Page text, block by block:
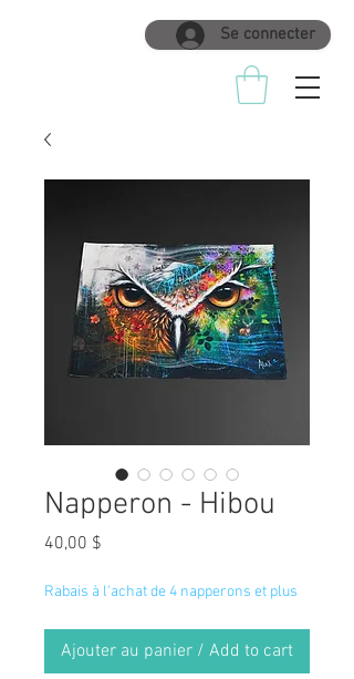
Se connecter
Napperon - Hibou
40,00 $
Rabais à l'achat de 4 napperons et plus
Ajouter au panier / Add to cart